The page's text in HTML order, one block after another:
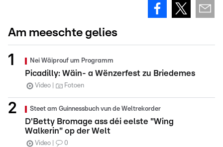
Am meeschte gelies
Nei Wäiprouf um Programm
Picadilly: Wäin- a Wënzerfest zu Briedemes
Video Fotoen
Steet am Guinnessbuch vun de Weltrekorder
D'Betty Bromage ass déi eelste "Wing
Walkerin" op der Welt
Video 0